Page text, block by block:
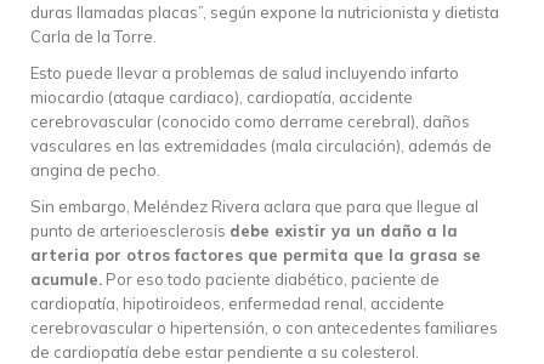
duras llamadas placas”, según expone la nutricionista y dietista
Carla de la Torre.
Esto puede llevar a problemas de salud incluyendo infarto
miocardio (ataque cardiaco), cardiopatía, accidente
cerebrovascular (conocido como derrame cerebral), daños
vasculares en las extremidades (mala circulación), además de
angina de pecho.
Sin embargo, Meléndez Rivera aclara que para que llegue al
punto de arterioesclerosis debe existir ya un daño a la
arteria por otros factores que permita que la grasa se
acumule. Por eso todo paciente diabético, paciente de
cardiopatía, hipotiroideos, enfermedad renal, accidente
cerebrovascular o hipertensión, o con antecedentes familiares
de cardiopatía debe estar pendiente a su colesterol.